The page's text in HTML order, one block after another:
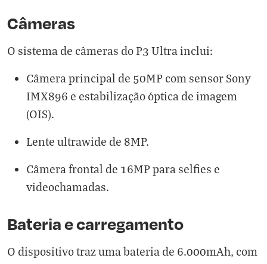
Câmeras
O sistema de câmeras do P3 Ultra inclui:
Câmera principal de 50MP com sensor Sony
IMX896 e estabilização óptica de imagem
(OIS).
Lente ultrawide de 8MP.
Câmera frontal de 16MP para selfies e
videochamadas.
Bateria e carregamento
O dispositivo traz uma bateria de 6.000mAh, com